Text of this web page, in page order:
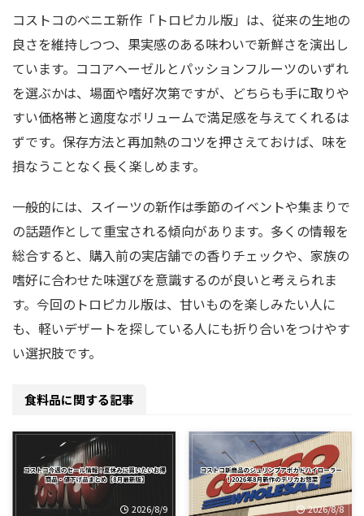
コストコのベニエ新作「トロピカル版」は、従来の生地の
良さを維持しつつ、果実感のある味わいで新鮮さを演出し
ています。ココアヘーゼルとパッションフルーツのいずれ
を選ぶかは、場面や嗜好次第ですが、どちらも手に取りや
すい価格帯と適度なボリュームで満足感を与えてくれるは
ずです。保存方法と再加熱のコツを押さえておけば、味を
損なうことなく長く楽しめます。
一般的には、スイーツの新作は季節のイベントや集まりで
の話題作として重宝される傾向があります。多くの情報を
総合すると、購入前の実店舗での香りチェックや、家族の
嗜好に合わせた味選びを意識するのが良いと考えられま
す。今回のトロピカル版は、甘いものを楽しみたい人に
も、軽いデザートを探している人にも折り合いをつけやす
い選択肢です。
食料品に関する記事
2026/8/9 2026/8/8